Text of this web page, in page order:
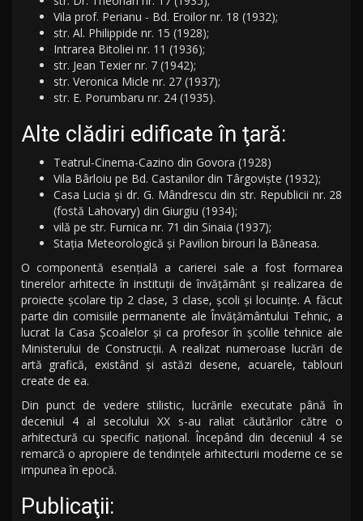
Vila prof. Perianu - Bd. Eroilor nr. 18 (1932);
str. Al. Philippide nr. 15 (1928);
Intrarea Bitoliei nr. 11 (1936);
str. Jean Texier nr. 7 (1942);
str. Veronica Micle nr. 27 (1937);
str. E. Porumbaru nr. 24 (1935).
Alte clădiri edificate în ţară:
Teatrul-Cinema-Cazino din Govora (1928)
Vila Bârloiu pe Bd. Castanilor din Târgoviște (1932);
Casa Lucia şi dr. G. Mândrescu din str. Republicii nr. 28
(fostă Lahovary) din Giurgiu (1934);
vilă pe str. Furnica nr. 71 din Sinaia (1937);
Staţia Meteorologică şi Pavilion birouri la Băneasa.
O componentă esenţială a carierei sale a fost formarea
tinerelor arhitecte în instituţii de învăţământ şi realizarea de
proiecte şcolare tip 2 clase, 3 clase, şcoli şi locuinţe. A făcut
parte din comisiile permanente ale Învăţământului Tehnic, a
lucrat la Casa Școalelor şi ca profesor în şcolile tehnice ale
Ministerului de Construcţii. A realizat numeroase lucrări de
artă grafică, existând şi astăzi desene, acuarele, tablouri
create de ea.
Din punct de vedere stilistic, lucrările executate până în
deceniul 4 al secolului XX s-au raliat căutărilor către o
arhitectură cu specific naţional. Începând din deceniul 4 se
remarcă o apropiere de tendinţele arhitecturii moderne ce se
impunea în epocă.
Publicaţii: